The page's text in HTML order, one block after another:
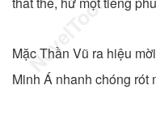
Mặc Thần Vũ ra hiệu
Minh Á nhanh chóng rót